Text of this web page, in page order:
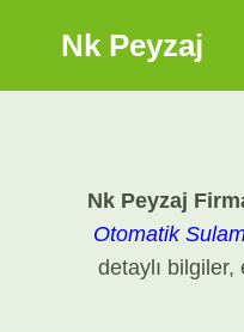
Nk Peyzaj
Nk Peyzaj
Otomatik
detaylı bilgiler,